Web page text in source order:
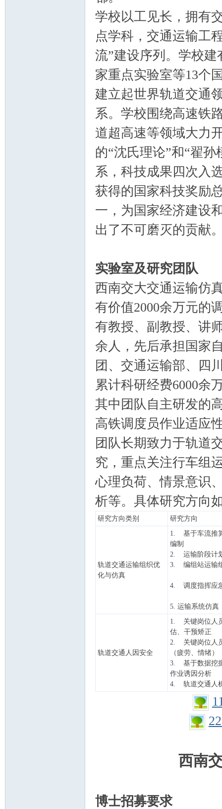
学校以工见长，拥有
点学科，交通运输工
流”建设序列。学校
家重点实验室等13个
建立起世界轨道交通
系。学校围绕高速铁
道超高速等领域大力
的“沈氏理论”和“翟
系，科技成果四次入
获得的国家科技奖励
一，为国家经济建设
出了不可磨灭的贡献
实验室及研究团队
西南交大交通运输仿
有价值2000余万元的
有教授、副教授、讲
余人，先后承担国家
团、交通运输部、四
累计科研经费6000余
其中团队自主研发的
高铁调度员作业适应
团队长期致力于轨道
究，重点关注行车组
心理负荷、情景意识
析等。具体研究方向
研究方向类别 研究方向
轨道交通运输组织优
化与仿真
1. 基于车流推
编制
2. 运输阶段计
3. 编组站运输
4. 调度指挥应
5. 运输系统仿真
轨道交通人因安全
1. 关键岗位人
估、干预矫正
2. 关键岗位人
（疲劳、情绪）
3. 基于数据挖
作业诱因分析
4. 轨道交通人
西南
博士招募要求